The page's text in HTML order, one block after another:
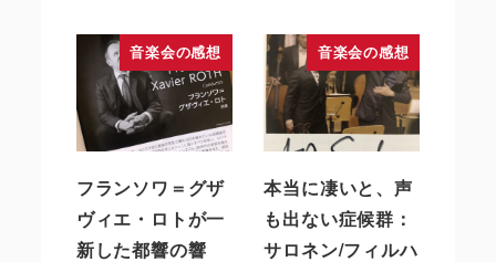
音楽会の感想
フランソワ＝グザ
ヴィエ・ロトが一
新した都響の響
音楽会の感想
本当に凄いと、声
も出ない症候群：
サロネン/フィルハ